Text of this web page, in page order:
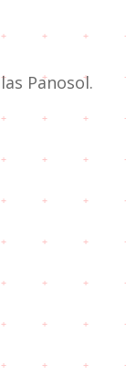
Panosol.